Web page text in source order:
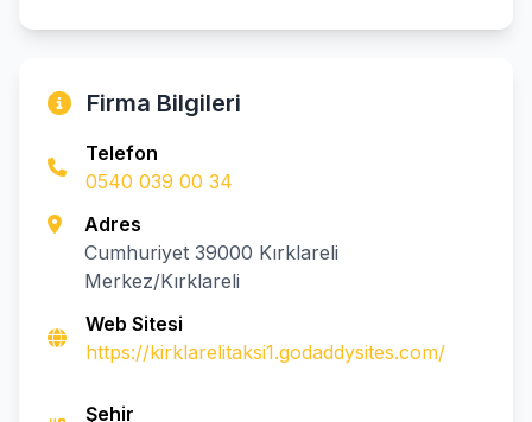
Firma Bilgileri
Telefon
0540 039 00 34
Adres
Cumhuriyet 39000 Kırklareli
Merkez/Kırklareli
Web Sitesi
https://kirklarelitaksi1.godaddysites.com/
Şehir